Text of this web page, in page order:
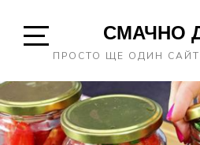
Open
Sidebar
СМАЧНО
ПРОСТО ЩЕ ОДИН САЙТ